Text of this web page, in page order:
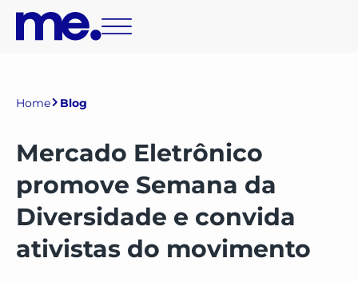
Home Blog
Mercado Eletrônico
promove Semana da
Diversidade e convida
ativistas do movimento